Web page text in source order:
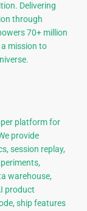
Delivering
through
70+ million
mission to
platform for
provide
session replay,
warehouse,
product
ship features